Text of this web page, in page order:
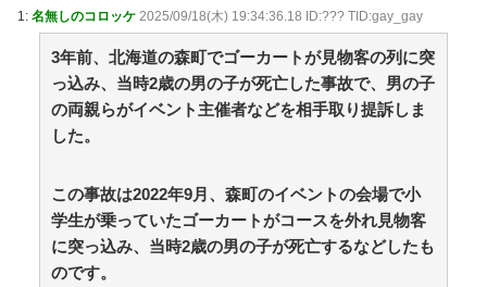
【悲報】お弁当屋さん、消費税が下がっても値段据え
置き / 2chまとめアンテナ！
36歳の彼女と結婚したいのに、家族が猛反対。家族か
ら信じられない言葉が飛び出した… 他 / 2chnaviヘッド
ライン (12/24 07:00)
恋は疑惑に染まり、狂気へ変わる
海外「全部日本の真似だったのか…」 日本の普通のテ
レビ番組が最新SNSの数十年先を行っていたと話題に /
anaguro - 総合
NEW! (8/6 15:10)
【熊本地震】ボランティア「水がない！届けて！」八
1: 名無しのコロッケ 2025/09/18(木) 19:34:36.18 ID:??? TID:gay_gay
3年前、北海道の森町でゴーカートが見物客の列に突
っ込み、当時2歳の男の子が死亡した事故で、男の子
の両親らがイベント主催者などを相手取り提訴しま
した。
この事故は2022年9月、森町のイベントの会場で小
学生が乗っていたゴーカートがコースを外れ見物客
に突っ込み、当時2歳の男の子が死亡するなどしたも
のです。